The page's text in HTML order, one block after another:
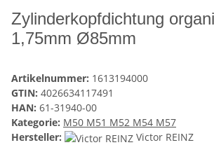
Zylinderkopfdichtung
1,75mm Ø85mm
Artikelnummer: 1613194000
GTIN: 4026634117491
HAN: 61-31940-00
Kategorie: M50 M51 M52 M54 M57
Hersteller:
Victor REINZ